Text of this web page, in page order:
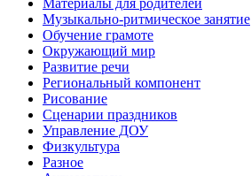
Музыкально-ритмическое занятие
Обучение грамоте
Окружающий мир
Развитие речи
Региональный компонент
Рисование
Сценарии праздников
Управление ДОУ
Физкультура
Разное